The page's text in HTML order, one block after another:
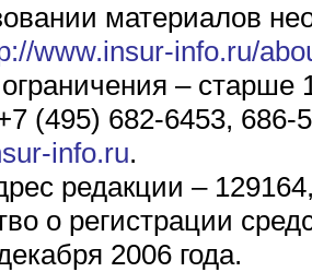
материалов
www.insur-info.ru/
– старше
(495) 682-6453, 686-
info.ru.
редакции –
о регистрации
2006 года.